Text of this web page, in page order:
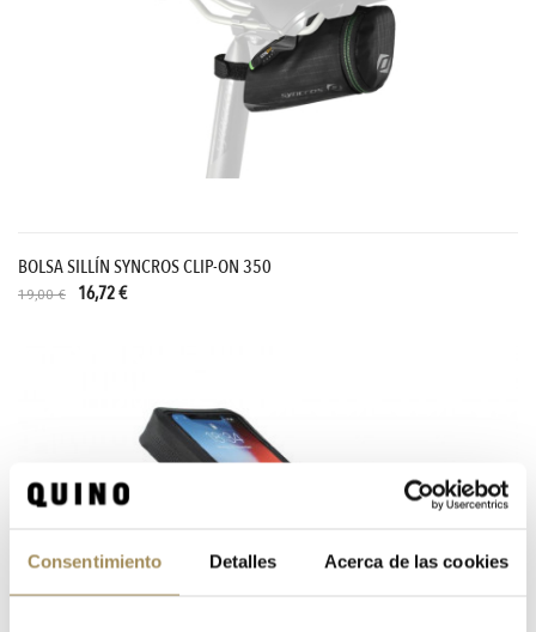
Consentimiento Detalles Acerca de las cookies
BOLSA SILLÍN SYNCROS CLIP-ON 350
19,00 € 16,72 €